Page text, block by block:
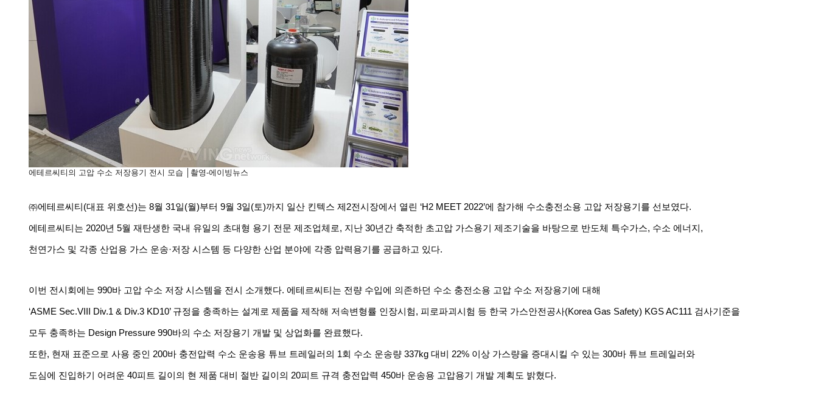
에테르씨티의 고압 수소 저장용기 전시 모습 촬영-에이빙뉴스
㈜에테르씨티 (대표 위호선)는 8월 31일(월)부터 9월 3일(토)까지 일산 킨텍스 제 2전시장에서 열린 ‘H2 MEET 2022’에 참가해 수소충전소용 고압 저장용기를 선보였다.
에테르씨티는 2020년 5월 재탄생한 국내 유일의 초대형 용기 전문 제조업체로, 지난 30년간 축적한 초고압 가스용기 제조기술을 바탕으로 반도체 특수가스, 수소 에너지 ,
천연가스 및 각종 산업용 가스 운송·저장 시스템 등 다양한 산업 분야에 각종 압력용기를 공급하고 있다.
이번 전시회에는 990바 고압 수소 저장 시스템을 전시 소개했다. 에테르씨티는 전량 수입에 의존하던 수소 충전소용 고압 수소 저장용기에 대해
‘ASME Sec.VIII Div.1 & Div.3 KD10’ 규정을 충족하는 설계로 제품을 제작해 저속변형률 인장시험, 피로파괴시험 등 한국 가스안전공사(Korea Gas Safety) KGS AC111 검사기준을
모두 충족하는 Design Pressure 990바의 수소 저장용기 개발 및 상업화를 완료했다.
또한, 현재 표준으로 사용 중인 200바 충전압력 수소 운송용 튜브 트레일러의 1회 수소 운송량 337kg 대비 22% 이상 가스량을 증대시킬 수 있는 300바 튜브 트레일러와
도심에 진입하기 어려운 40피트 길이의 현 제품 대비 절반 길이의 20피트 규격 충전압력 450바 운송용 고압용기 개발 계획도 밝혔다.